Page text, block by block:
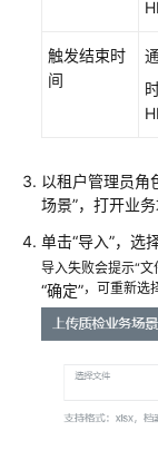
触发结束时
间
以租户管理员角
场景”，打开业务
单击“导入”，选
导入失败会提示“
“确定”，可重新选